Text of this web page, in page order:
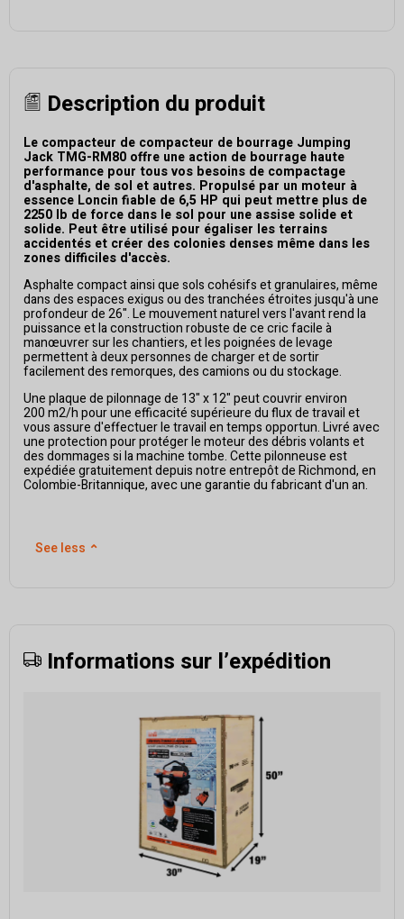
Description du produit
Le compacteur de compacteur de bourrage Jumping
Jack TMG-RM80 offre une action de bourrage haute
performance pour tous vos besoins de compactage
d'asphalte, de sol et autres. Propulsé par un moteur à
essence Loncin fiable de 6,5 HP qui peut mettre plus de
2250 lb de force dans le sol pour une assise solide et
solide. Peut être utilisé pour égaliser les terrains
accidentés et créer des colonies denses même dans les
zones difficiles d'accès.
Asphalte compact ainsi que sols cohésifs et granulaires, même
dans des espaces exigus ou des tranchées étroites jusqu'à une
profondeur de 26". Le mouvement naturel vers l'avant rend la
puissance et la construction robuste de ce cric facile à
manœuvrer sur les chantiers, et les poignées de levage
permettent à deux personnes de charger et de sortir
facilement des remorques, des camions ou du stockage.
Une plaque de pilonnage de 13" x 12" peut couvrir environ
200 m2/h pour une efficacité supérieure du flux de travail et
vous assure d'effectuer le travail en temps opportun. Livré avec
une protection pour protéger le moteur des débris volants et
des dommages si la machine tombe. Cette pilonneuse est
expédiée gratuitement depuis notre entrepôt de Richmond, en
Colombie-Britannique, avec une garantie du fabricant d'un an.
See less ⌃
Informations sur l’expédition